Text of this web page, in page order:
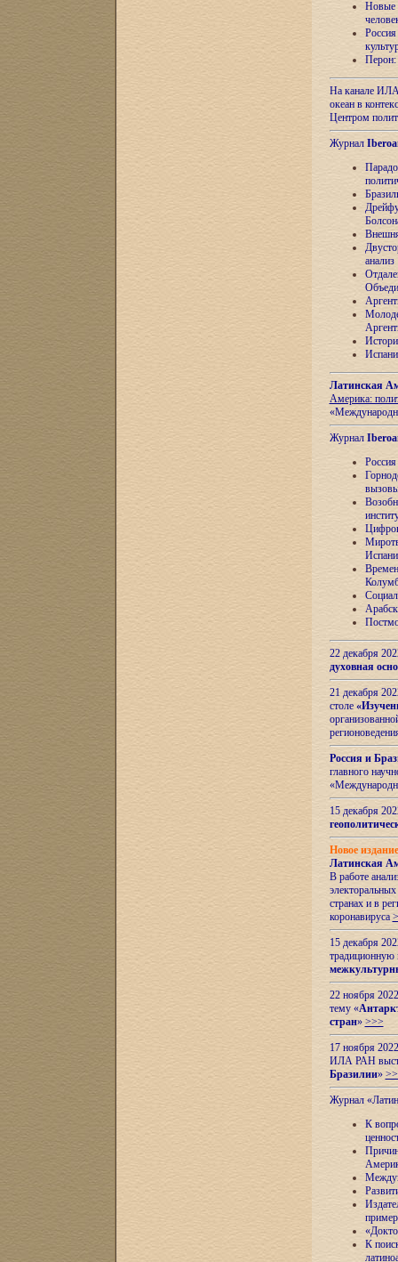
Новые
Перон:
На канале
океан в
Центром
Журнал
анализ
Латинская
Америка:
Журнал
22 декабря
духовная
21 декабря
столе
Россия и
главного
15 декабря
Новое
Латинская
В работе
странах и в
коронавируса
15 декабря
22 ноября
тему «
стран» >>>
17 ноября
ИЛА РАН
Бразилии»
Журнал
К
К